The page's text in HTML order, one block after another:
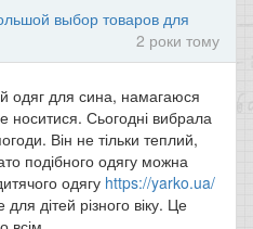
выбор товаров для
2 роки тому
одяг для сина, намагаюся
Сьогодні вибрала
Він не тільки теплий,
подібного одягу можна
одягу https://yarko.ua/
для дітей різного віку. Це